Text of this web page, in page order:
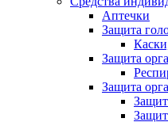
Аптечки
Защита
Защита
Защита